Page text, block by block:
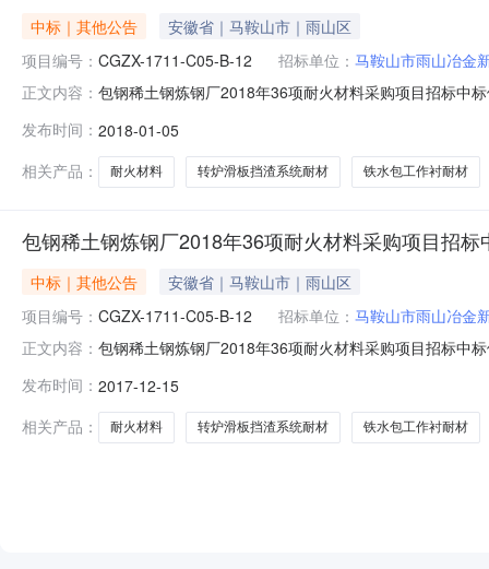
中标｜其他公告
安徽省｜马鞍山市｜雨山区
项目编号： CGZX-1711-C05-B-12 招标单位： 马鞍山市雨山冶金
正文内容： 包钢稀土钢炼钢厂2018年36项耐火材料采购项目招标中
评标委员会推荐中标候选人名单如下，现予以公示：项
发布时间： 2018-01-05
相关产品：
耐火材料 转炉滑板挡渣系统耐材 铁水包工作衬耐材
包钢稀土钢炼钢厂2018年36项耐火材料采购项目招标
中标｜其他公告
安徽省｜马鞍山市｜雨山区
项目编号： CGZX-1711-C05-B-12 招标单位： 马鞍山市雨山冶金
正文内容： 包钢稀土钢炼钢厂2018年36项耐火材料采购项目招标中
评标委员会推荐中标候选人名单如下，现予以公示：项
发布时间： 2017-12-15
相关产品：
耐火材料 转炉滑板挡渣系统耐材 铁水包工作衬耐材